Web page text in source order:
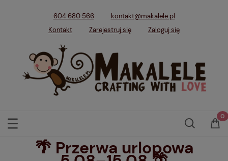
604 680 566
kontakt@makalele.pl
Kontakt
Zarejestruj się Zaloguj się
🌴 Przerwa urlopowa